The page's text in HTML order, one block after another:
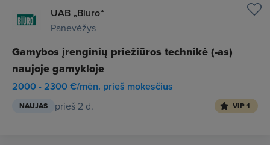
UAB „Biuro“
Panevėžys
Gamybos įrenginių priežiūros technikė (-as)
naujoje gamykloje
2000 - 2300 €/mėn. prieš mokesčius
NAUJAS prieš 2 d. VIP 1